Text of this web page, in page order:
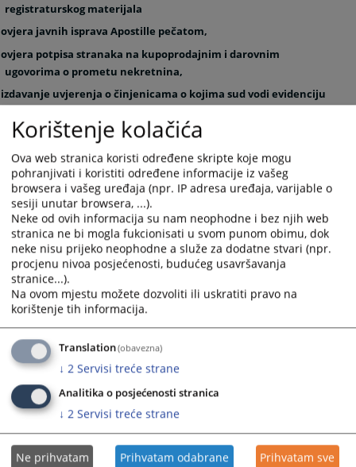
registraturskog materijala
ovjera javnih isprava Apostille pečatom,
ovjera potpisa stranaka na kupoprodajnim i darovnim
ugovorima o prometu nekretnina,
izdavanje uvjerenja o činjenicama o kojima sud vodi evidenciju
Ove poslove obavljaju zaposleni na radnim mjestima Referenta za
unos dokumenata, Referenta za upravljanje predmetima i Referenta
za otpremu pošte.
Sudska pisarnica smještena je u prizemlju zgrade suda u kancelariji
broj3, akontakt telefon je 037 / 775 - 285
1798VIEWS
Korištenje kolačića
Ova web stranica koristi određene skripte koje mogu
pohranjivati i koristiti određene informacije iz vašeg
browsera i vašeg uređaja (npr. IP adresa uređaja, varijable o
sesiji unutar browsera, ...).
Neke od ovih informacija su nam neophodne i bez njih web
stranica ne bi mogla fukcionisati u svom punom obimu, dok
neke nisu prijeko neophodne a služe za dodatne stvari (npr.
procjenu nivoa posjećenosti, budućeg usavršavanja
stranice...).
Na ovom mjestu možete dozvoliti ili uskratiti pravo na
korištenje tih informacija.
Translation(obavezna)
↓ 2 Servisi treće strane
Analitika o posjećenosti stranica
↓ 2 Servisi treće strane
Ne prihvatam Prihvatam odabrane Prihvatam sve